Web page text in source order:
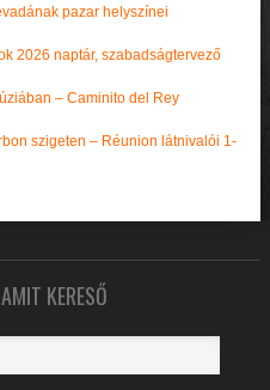
pazar helyszínei
2026 naptár, szabadságtervező
– Caminito del Rey
szigeten – Réunion látnivalói 1-
KERESŐ